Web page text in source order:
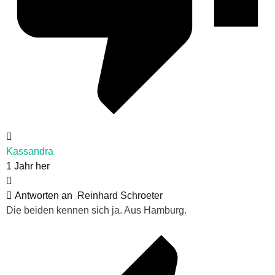
Kassandra
1 Jahr her
Antworten an
Reinhard Schroeter
Die beiden kennen sich ja. Aus Hamburg.